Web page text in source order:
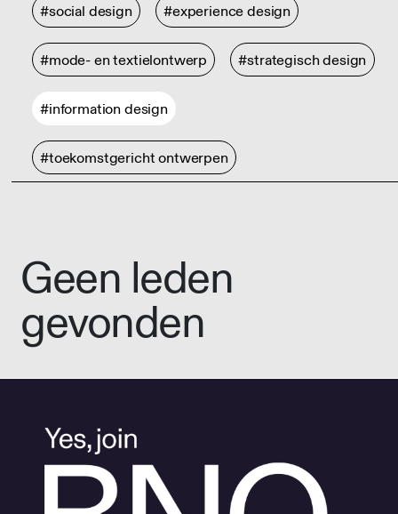
#social design #experience design
#mode- en textielontwerp #strategisch design
#information design
#toekomstgericht ontwerpen
Geen leden
gevonden